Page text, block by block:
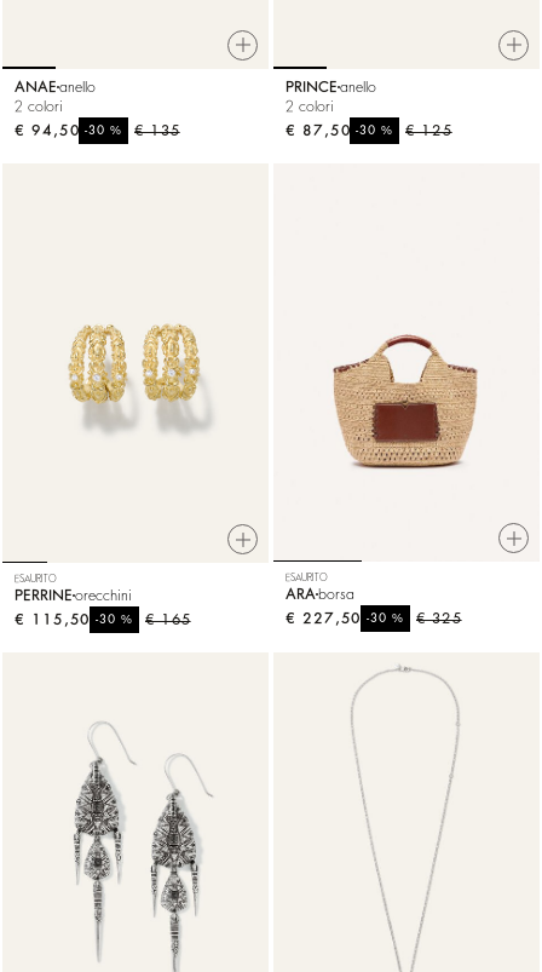
ANAE anello
2 colori
€ 135
-30%
€ 94,50
PRINCE anello
2 colori
€ 125
-30%
€ 87,50
ESAURITO
PERRINE orecchini
€ 165
-30%
€ 115,50
ESAURITO
ARA borsa
€ 325
-30%
€ 227,50